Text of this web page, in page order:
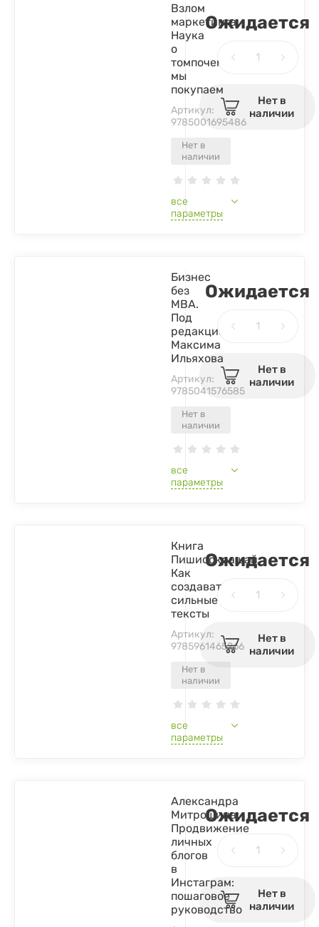
Нет в
наличии
Взлом
маркетинга.
Наука
о
томпочему
мы
покупаем
Артикул:
9785001695486
все
параметры
Ожидается
Нет в
наличии
Нет в
наличии
Бизнес
без
MBA.
Под
редакцией
Максима
Ильяхова
Артикул:
9785041576585
все
параметры
Ожидается
Нет в
наличии
Нет в
наличии
Книга
Пишисокращай:
Как
создавать
сильные
тексты
Артикул:
9785961465266
все
параметры
Ожидается
Нет в
наличии
Александра
Митрошина:
Продвижение
личных
блогов
в
Инстаграм:
пошаговое
руководство
Ожидается
Нет в
наличии